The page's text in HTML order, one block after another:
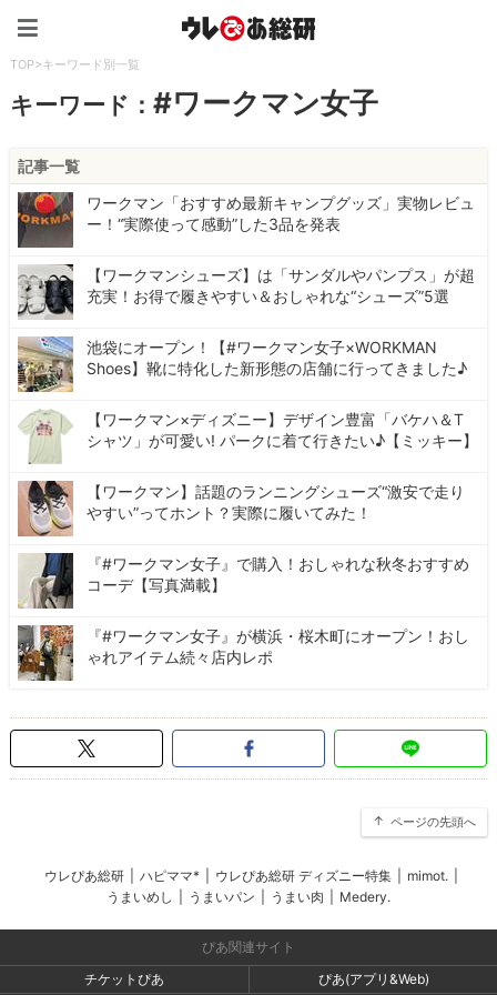
TOP>キーワード別一覧
キーワード：#ワークマン女子
記事一覧
ワークマン「おすすめ最新キャンプグッズ」実物レビュ
ー！“実際使って感動”した3品を発表
【ワークマンシューズ】は「サンダルやパンプス」が超
充実！お得で履きやすい＆おしゃれな“シューズ”5選
池袋にオープン！【#ワークマン女子×WORKMAN
Shoes】靴に特化した新形態の店舗に行ってきました♪
【ワークマン×ディズニー】デザイン豊富「バケハ＆T
シャツ」が可愛い! パークに着て行きたい♪【ミッキー】
【ワークマン】話題のランニングシューズ“激安で走り
やすい”ってホント？実際に履いてみた！
『#ワークマン女子』で購入！おしゃれな秋冬おすすめ
コーデ【写真満載】
『#ワークマン女子』が横浜・桜木町にオープン！おし
ゃれアイテム続々店内レポ
ページの先頭へ
ウレぴあ総研 ハピママ* ウレぴあ総研 ディズニー特集 mimot.
うまいめし
うまいパン うまい肉 Medery.
ぴあ関連サイト
チケットぴあ
ぴあ(アプリ&Web)